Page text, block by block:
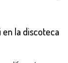
la discoteca